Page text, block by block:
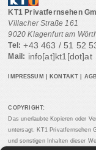
KT1 Privatfernsehen
Villacher Straße 161
9020 Klagenfurt am
Tel: +43 463 / 51 52
Mail: info[at]kt1[dot]at
IMPRESSUM KONTAKT AGB
COPYRIGHT:
Das unerlaubte Kopieren oder
untersagt. KT1 Privatfernsehen
und sonstigen Inhalten dieser